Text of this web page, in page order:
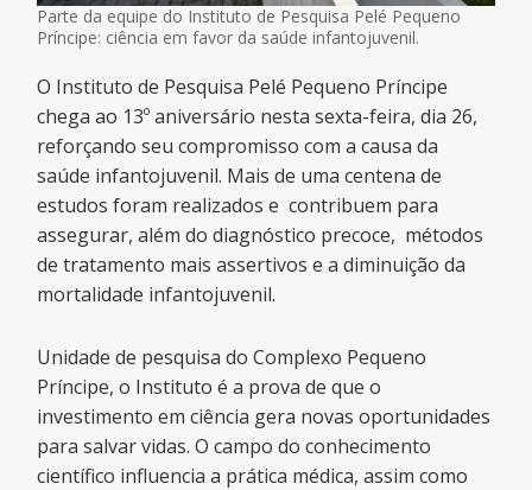
Parte da equipe do Instituto de Pesquisa Pelé Pequeno
Príncipe: ciência em favor da saúde infantojuvenil.
O Instituto de Pesquisa Pelé Pequeno Príncipe
chega ao 13º aniversário nesta sexta-feira, dia 26,
reforçando seu compromisso com a causa da
saúde infantojuvenil. Mais de uma centena de
estudos foram realizados e contribuem para
assegurar, além do diagnóstico precoce, métodos
de tratamento mais assertivos e a diminuição da
mortalidade infantojuvenil.
Unidade de pesquisa do Complexo Pequeno
Príncipe, o Instituto é a prova de que o
investimento em ciência gera novas oportunidades
para salvar vidas. O campo do conhecimento
científico influencia a prática médica, assim como